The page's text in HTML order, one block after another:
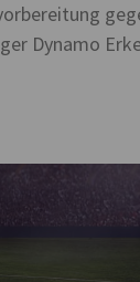
Dynamo